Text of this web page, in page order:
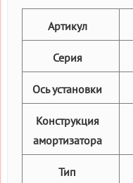
Артикул
Серия
Ось установки
Конструкция
амортизатора
Тип